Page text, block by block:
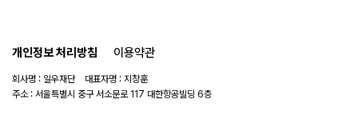
개인정보 처리방침 이용약관
회사명 : 일우재단 대표자명 : 지창훈
주소 : 서울특별시 중구 서소문로 117 대한항공빌딩 6층